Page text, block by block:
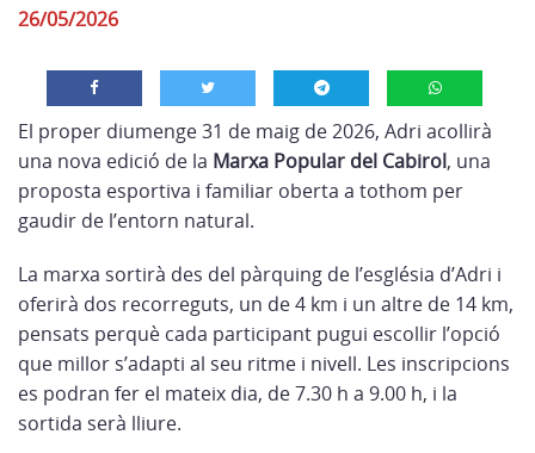
26/05/2026
El proper diumenge 31 de maig de 2026, Adri acollirà
una nova edició de la Marxa Popular del Cabirol, una
proposta esportiva i familiar oberta a tothom per
gaudir de l’entorn natural.
La marxa sortirà des del pàrquing de l’església d’Adri i
oferirà dos recorreguts, un de 4 km i un altre de 14 km,
pensats perquè cada participant pugui escollir l’opció
que millor s’adapti al seu ritme i nivell. Les inscripcions
es podran fer el mateix dia, de 7.30 h a 9.00 h, i la
sortida serà lliure.